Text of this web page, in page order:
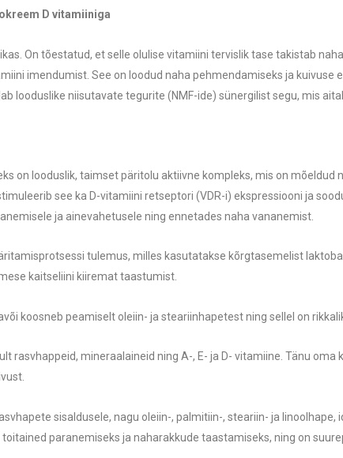
D vitamiiniga
On tõestatud, et selle olulise vitamiini tervislik tase takistab
imendumist. See on loodud naha pehmendamiseks ja
looduslike niisutavate tegurite (NMF-ide) sünergilist segu, mis
on looduslik, taimset päritolu aktiivne kompleks, mis on mõeldud
see ka D-vitamiini retseptori (VDR-i) ekspressiooni ja
ja ainevahetusele ning ennetades naha vananemist.
tulemus, milles kasutatakse kõrgtasemelist
kaitseliini kiiremat taastumist.
koosneb peamiselt oleiin- ja steariinhapetest ning sellel on
rasvhappeid, mineraalaineid ning A-, E- ja D- vitamiine. Tänu
sisaldusele, nagu oleiin-, palmitiin-, steariin- ja
paranemiseks ja naharakkude taastamiseks, ning on